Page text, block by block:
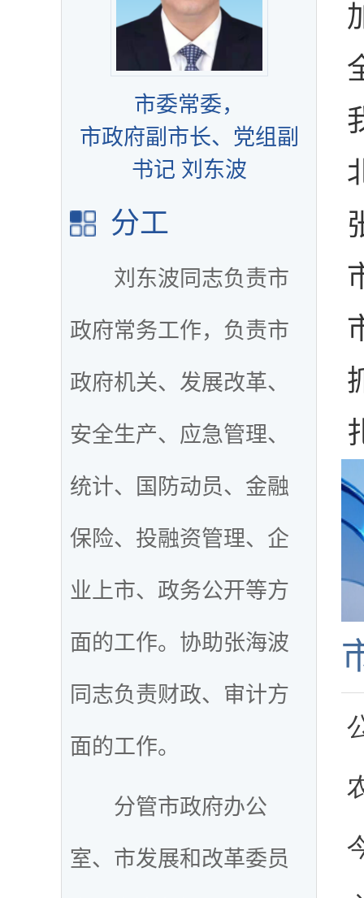
市委常委，
市政府副市长、党组副
书记 刘东波
分工
刘东波同志负责市
政府常务工作，负责市
政府机关、发展改革、
安全生产、应急管理、
统计、国防动员、金融
保险、投融资管理、企
业上市、政务公开等方
面的工作。协助张海波
同志负责财政、审计方
面的工作。
分管市政府办公
室、市发展和改革委员